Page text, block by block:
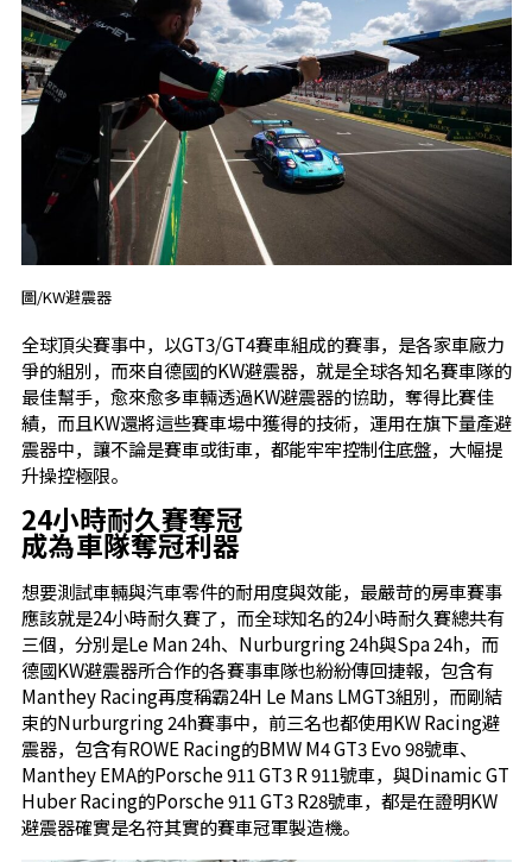
圖/KW避震器
全球頂尖賽事中，以GT3/GT4賽車組成的賽事，是各家車廠力
爭的組別，而來自德國的KW避震器，就是全球各知名賽車隊的
最佳幫手，愈來愈多車輛透過KW避震器的協助，奪得比賽佳
績，而且KW還將這些賽車場中獲得的技術，運用在旗下量產避
震器中，讓不論是賽車或街車，都能牢牢控制住底盤，大幅提
升操控極限。
24小時耐久賽奪冠
成為車隊奪冠利器
想要測試車輛與汽車零件的耐用度與效能，最嚴苛的房車賽事
應該就是24小時耐久賽了，而全球知名的24小時耐久賽總共有
三個，分別是Le Man 24h、Nurburgring 24h與Spa 24h，而
德國KW避震器所合作的各賽事車隊也紛紛傳回捷報，包含有
Manthey Racing再度稱霸24H Le Mans LMGT3組別，而剛結
束的Nurburgring 24h賽事中，前三名也都使用KW Racing避
震器，包含有ROWE Racing的BMW M4 GT3 Evo 98號車、
Manthey EMA的Porsche 911 GT3 R 911號車，與Dinamic GT
Huber Racing的Porsche 911 GT3 R28號車，都是在證明KW
避震器確實是名符其實的賽車冠軍製造機。